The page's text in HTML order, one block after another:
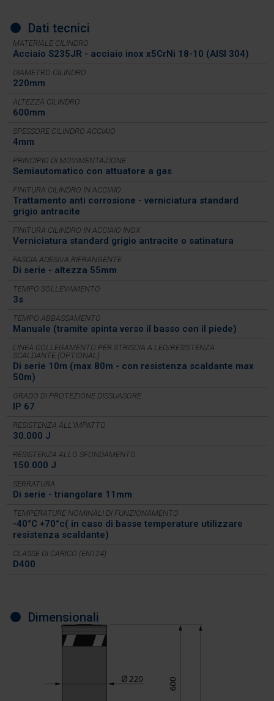
Dati tecnici
MATERIALE CILINDRO
Acciaio S235JR - acciaio inox x5CrNi 18-10 (AISI 304)
DIAMETRO CILINDRO
220mm
ALTEZZA CILINDRO
600mm
SPESSORE CILINDRO ACCIAIO
4mm
PRINCIPIO DI MOVIMENTAZIONE
Semiautomatico con attuatore a gas
FINITURA CILINDRO IN ACCIAIO
Trattamento anti corrosione - verniciatura standard
grigio antracite
FINITURA CILINDRO IN ACCIAIO INOX
Verniciatura standard grigio antracite o satinatura
FASCIA ADESIVA RIFRANGENTE
Di serie - altezza 55mm
TEMPO SOLLEVAMENTO
3s
TEMPO ABBASSAMENTO
Manuale (tramite spinta verso il basso con il piede)
LINEA COLLEGAMENTO PER STRISCIA A LED/RESISTENZA
SCALDANTE (OPTIONAL)
Di serie 10m (max 80m - con resistenza scaldante max
50m)
GRADO DI PROTEZIONE DISSUASORE
IP 67
RESISTENZA ALL’IMPATTO
30.000 J
RESISTENZA ALLO SFONDAMENTO
150.000 J
SERRATURA
Di serie - triangolare 11mm
TEMPERATURE NOMINALI DI FUNZIONAMENTO
-40°C +70°c( in caso di basse temperature utilizzare
resistenza scaldante)
CLASSE DI CARICO (EN124)
D400
Dimensionali